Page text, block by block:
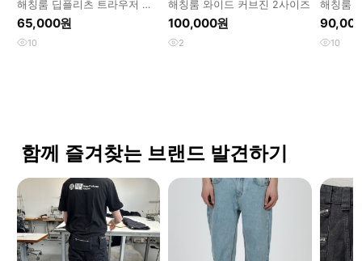
해칭룸 딥플리츠 트라우저 카
키 텐셀 울
65,000원
10
해칭룸 와이드 커브진 2사이즈
100,000원
2
해칭룸
블랙 [2]
10
함께 즐겨찾는 브랜드 발견하기